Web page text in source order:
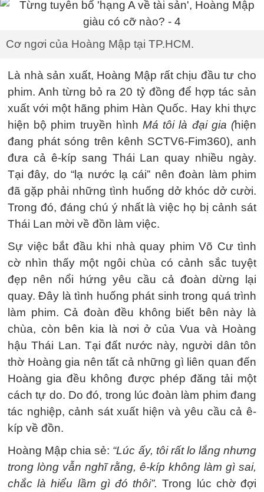
Cơ ngơi của Hoàng Mập tại TP.HCM.
Là nhà sản xuất, Hoàng Mập rất chịu đầu tư cho
phim. Anh từng bỏ ra 20 tỷ đồng để hợp tác sản
xuất với một hãng phim Hàn Quốc. Hay khi thực
hiện bộ phim truyền hình Má tôi là đại gia (hiện
đang phát sóng trên kênh SCTV6-Fim360), anh
đưa cả ê-kíp sang Thái Lan quay nhiều ngày.
Tại đây, do “lạ nước lạ cái” nên đoàn làm phim
đã gặp phải những tình huống dở khóc dở cười.
Trong đó, đáng chú ý nhất là việc họ bị cảnh sát
Thái Lan mời về đồn làm việc.
Sự việc bắt đầu khi nhà quay phim Võ Cư tình
cờ nhìn thấy một ngôi chùa có cảnh sắc tuyệt
đẹp nên nổi hứng yêu cầu cả đoàn dừng lại
quay. Đây là tình huống phát sinh trong quá trình
làm phim. Cả đoàn đều không biết bên này là
chùa, còn bên kia là nơi ở của Vua và Hoàng
hậu Thái Lan. Tại đất nước này, người dân tôn
thờ Hoàng gia nên tất cả những gì liên quan đến
Hoàng gia đều không được phép đăng tải một
cách tự do. Do đó, trong lúc đoàn làm phim đang
tác nghiệp, cảnh sát xuất hiện và yêu cầu cả ê-
kíp về đồn.
Hoàng Mập chia sẻ: “Lúc ấy, tôi rất lo lắng nhưng
trong lòng vẫn nghĩ rằng, ê-kíp không làm gì sai,
chắc là hiểu lầm gì đó thôi”. Trong lúc chờ đợi